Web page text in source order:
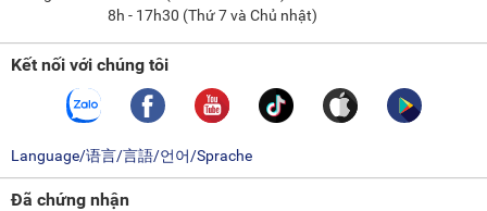
8h - 17h30 (Thứ 7 và Chủ nhật)
Kết nối với chúng tôi
Language/语言/言語/언어/Sprache
Đã chứng nhận